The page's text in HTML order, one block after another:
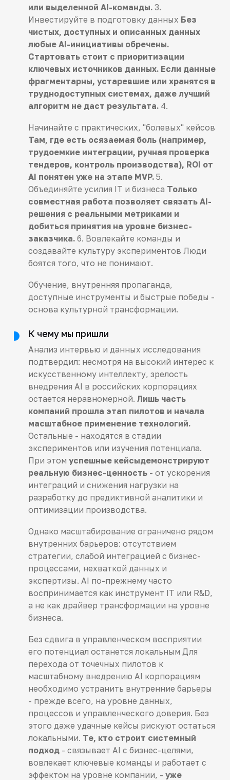
или выделенной AI-команды. 3.
Инвестируйте в подготовку данных Без
чистых, доступных и описанных данных
любые AI-инициативы обречены.
Стартовать стоит с приоритизации
ключевых источников данных. Если данные
фрагментарны, устаревшие или хранятся в
труднодоступных системах, даже лучший
алгоритм не даст результата. 4.
Начинайте с практических, "болевых" кейсов
Там, где есть осязаемая боль (например,
трудоемкие интеграции, ручная проверка
тендеров, контроль производства), ROI от
AI понятен уже на этапе MVP. 5.
Объединяйте усилия IT и бизнеса Только
совместная работа позволяет связать AI-
решения с реальными метриками и
добиться принятия на уровне бизнес-
заказчика. 6. Вовлекайте команды и
создавайте культуру экспериментов Люди
боятся того, что не понимают.
Обучение, внутренняя пропаганда,
доступные инструменты и быстрые победы -
основа культурной трансформации.
К чему мы пришли
Анализ интервью и данных исследования
подтвердил: несмотря на высокий интерес к
искусственному интеллекту, зрелость
внедрения AI в российских корпорациях
остается неравномерной. Лишь часть
компаний прошла этап пилотов и начала
масштабное применение технологий.
Остальные - находятся в стадии
экспериментов или изучения потенциала.
При этом успешные кейсыдемонстрируют
реальную бизнес-ценность- от ускорения
интеграций и снижения нагрузки на
разработку до предиктивной аналитики и
оптимизации производства.
Однако масштабирование ограничено рядом
внутренних барьеров: отсутствием
стратегии, слабой интеграцией с бизнес-
процессами, нехваткой данных и
экспертизы. AI по-прежнему часто
воспринимается как инструмент IT или R&D,
а не как драйвер трансформации на уровне
бизнеса.
Без сдвига в управленческом восприятии
его потенциал останется локальным Для
перехода от точечных пилотов к
масштабному внедрению AI корпорациям
необходимо устранить внутренние барьеры
- прежде всего, на уровне данных,
процессов и управленческого доверия. Без
этого даже удачные кейсы рискуют остаться
локальными. Те, кто строит системный
подход- связывает AI с бизнес-целями,
вовлекает ключевые команды и работает с
эффектом на уровне компании, - уже